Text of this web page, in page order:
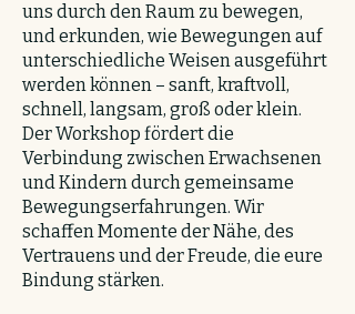
uns durch den Raum zu bewegen,
und erkunden, wie Bewegungen auf
unterschiedliche Weisen ausgeführt
werden können – sanft, kraftvoll,
schnell, langsam, groß oder klein.
Der Workshop fördert die
Verbindung zwischen Erwachsenen
und Kindern durch gemeinsame
Bewegungserfahrungen. Wir
schaffen Momente der Nähe, des
Vertrauens und der Freude, die eure
Bindung stärken.